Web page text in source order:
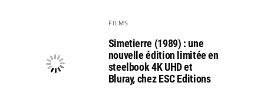
FILMS
Simetierre (1989) : une
nouvelle édition limitée en
steelbook 4K UHD et
Bluray, chez ESC Editions